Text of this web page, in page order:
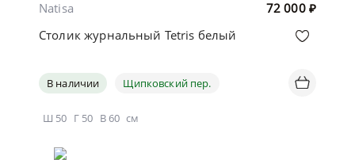
72 000 ₽
Natisa
Столик журнальный Tetris белый
В наличии Щипковский пер.
Ш 50 Г50 В60 см